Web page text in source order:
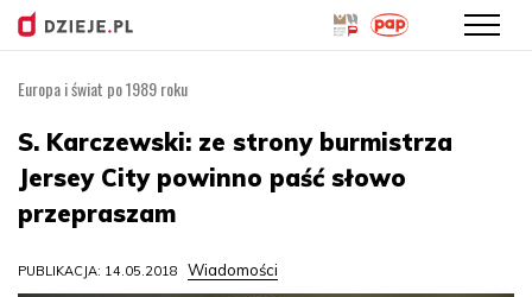
treści
Europa i świat po 1989 roku
S. Karczewski: ze strony burmistrza
Jersey City powinno paść słowo
przepraszam
PUBLIKACJA: 14.05.2018 Wiadomości